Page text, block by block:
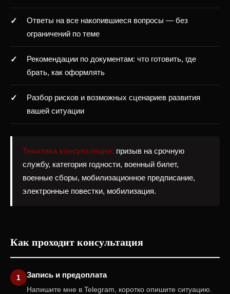
Ответы на все накопившиеся вопросы — без
ограничений по теме
Рекомендации по документам: что готовить, где
брать, как оформлять
Разбор рисков и возможных сценариев развития
вашей ситуации
Тематика консультации: призыв на срочную
службу, категория годности, военный билет,
военные сборы, мобилизационное предписание,
электронные повестки, мобилизация.
Как проходит консультация
Запись и предоплата
Напишите мне в Telegram, коротко опишите ситуацию.